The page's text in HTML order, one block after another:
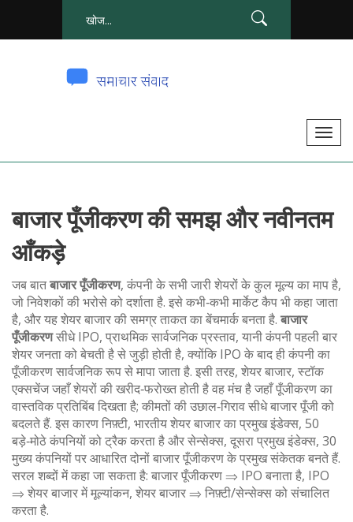
टॉ
सं
त
क
ना
बाजार पूँजीकरण की समझ और नवीनतम
आँकड़े
जब बातबाजार पूँजीकरण, कंपनी के सभी जारी शेयरों के कुल मूल्य का माप है,
जो निवेशकों की भरोसे को दर्शाता है. इसे कभी‑कभीमार्केट कैपभी कहा जाता
है, और यह शेयर बाजार की समग्र ताकत का बेंचमार्क बनता है.बाजार
पूँजीकरणसीधेIPO, प्राथमिक सार्वजनिक प्रस्ताव, यानी कंपनी पहली बार
शेयर जनता को बेचती हैसे जुड़ी होती है, क्योंकि IPO के बाद ही कंपनी का
पूँजीकरण सार्वजनिक रूप से मापा जाता है. इसी तरह, शेयर बाजार, स्टॉक
एक्सचेंज जहाँ शेयरों की खरीद‑फरोख्त होती हैवह मंच है जहाँ पूँजीकरण का
वास्तविक प्रतिबिंब दिखता है; कीमतों की उछाल‑गिराव सीधे बाजार पूँजी को
बदलते हैं. इस कारणनिफ़्टी, भारतीय शेयर बाजार का प्रमुख इंडेक्स, 50
बड़े‑मोठे कंपनियों को ट्रैक करता हैऔरसेन्सेक्स, दूसरा प्रमुख इंडेक्स, 30
मुख्य कंपनियों पर आधारितदोनों बाजार पूँजीकरण के प्रमुख संकेतक बनते हैं.
सरल शब्दों में कहा जा सकता है: बाजार पूँजीकरण ⇒ IPO बनाता है, IPO
⇒ शेयर बाजार में मूल्यांकन, शेयर बाजार ⇒ निफ़्टी/सेन्सेक्स को संचालित
करता है.